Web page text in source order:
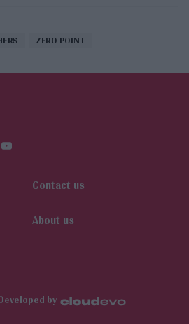
ZERO POINT
Contact us
About us
by